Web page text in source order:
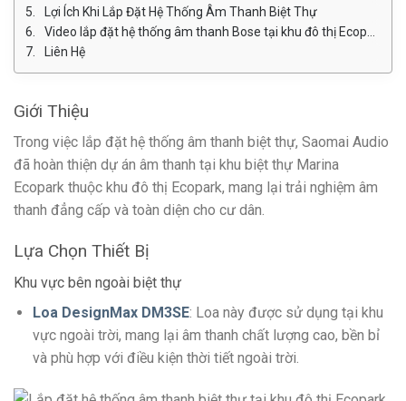
Lợi Ích Khi Lắp Đặt Hệ Thống Âm Thanh Biệt Thự
Video lắp đặt hệ thống âm thanh Bose tại khu đô thị Ecopark
Liên Hệ
Giới Thiệu
Trong việc lắp đặt hệ thống âm thanh biệt thự, Saomai Audio
đã hoàn thiện dự án âm thanh tại khu biệt thự Marina
Ecopark thuộc khu đô thị Ecopark, mang lại trải nghiệm âm
thanh đẳng cấp và toàn diện cho cư dân.
Lựa Chọn Thiết Bị
Khu vực bên ngoài biệt thự
Loa DesignMax DM3SE: Loa này được sử dụng tại khu
vực ngoài trời, mang lại âm thanh chất lượng cao, bền bỉ
và phù hợp với điều kiện thời tiết ngoài trời.